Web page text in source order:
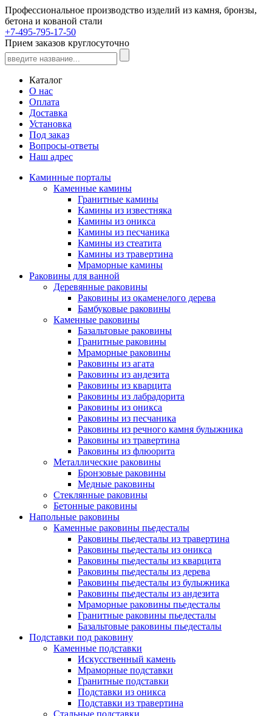
Профессиональное производство изделий из камня, бронзы,
бетона и кованой стали
+7-495-795-17-50
Прием заказов круглосуточно
Каталог
О нас
Оплата
Доставка
Установка
Под заказ
Вопросы-ответы
Наш адрес
Каминные порталы
Каменные камины
Гранитные камины
Камины из известняка
Камины из оникса
Камины из песчаника
Камины из стеатита
Камины из травертина
Мраморные камины
Раковины для ванной
Деревянные раковины
Раковины из окаменелого дерева
Бамбуковые раковины
Каменные раковины
Базальтовые раковины
Гранитные раковины
Мраморные раковины
Раковины из агата
Раковины из андезита
Раковины из кварцита
Раковины из лабрадорита
Раковины из оникса
Раковины из песчаника
Раковины из речного камня булыжника
Раковины из травертина
Раковины из флюорита
Металлические раковины
Бронзовые раковины
Медные раковины
Стеклянные раковины
Бетонные раковины
Напольные раковины
Каменные раковины пьедесталы
Раковины пьедесталы из травертина
Раковины пьедесталы из оникса
Раковины пьедесталы из кварцита
Раковины пьедесталы из дерева
Раковины пьедесталы из булыжника
Раковины пьедесталы из андезита
Мраморные раковины пьедесталы
Гранитные раковины пьедесталы
Базальтовые раковины пьедесталы
Подставки под раковину
Каменные подставки
Искусственный камень
Мраморные подставки
Гранитные подставки
Подставки из оникса
Подставки из травертина
Стальные подставки